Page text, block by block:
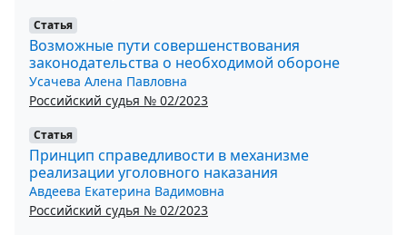
Статья
Возможные пути совершенствования
законодательства о необходимой обороне
Усачева Алена Павловна
Российский судья № 02/2023
Статья
Принцип справедливости в механизме
реализации уголовного наказания
Авдеева Екатерина Вадимовна
Российский судья № 02/2023